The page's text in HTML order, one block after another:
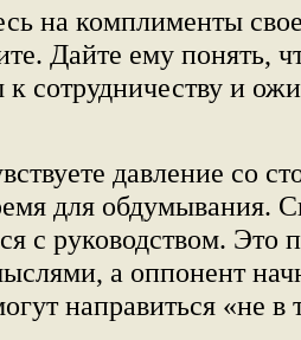
на комплименты
Дайте ему понять,
сотрудничеству и
давление со
для обдумывания.
с руководством. Это
а оппонент
направиться «не в